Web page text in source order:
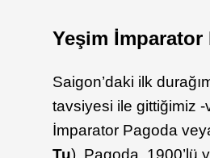
Yeşim İmparator
Saigon’daki ilk
tavsiyesi ile gittiğimiz
İmparator Pagoda
Tu). Pagoda, 1900’lü